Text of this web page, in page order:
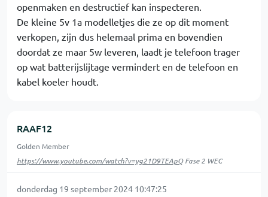
openmaken en destructief kan inspecteren.
De kleine 5v 1a modelletjes die ze op dit moment
verkopen, zijn dus helemaal prima en bovendien
doordat ze maar 5w leveren, laadt je telefoon trager
op wat batterijslijtage vermindert en de telefoon en
kabel koeler houdt.
RAAF12
Golden Member
https://www.youtube.com/watch?v=yg21D9TEApQFase 2 WEC
donderdag 19 september 2024 10:47:25